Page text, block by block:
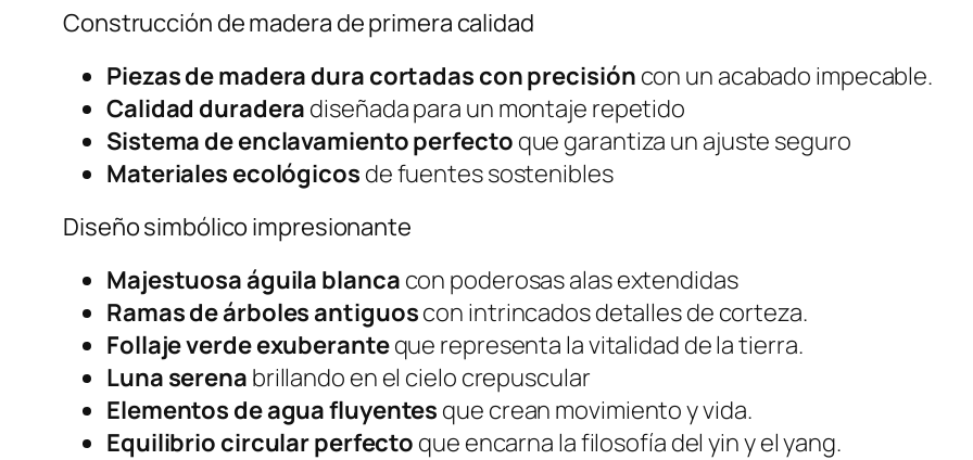
Construcción de madera de primera calidad
Piezas de madera dura cortadas con precisión con un acabado impecable.
Calidad duradera diseñada para un montaje repetido
Sistema de enclavamiento perfecto que garantiza un ajuste seguro
Materiales ecológicos de fuentes sostenibles
Diseño simbólico impresionante
Majestuosa águila blanca con poderosas alas extendidas
Ramas de árboles antiguoscon intrincados detalles de corteza.
Follaje verde exuberanteque representa la vitalidad de la tierra.
Luna serena brillando en el cielo crepuscular
Elementos de agua fluyentes que crean movimiento y vida.
Equilibrio circular perfecto que encarna la filosofía del yin y el yang.